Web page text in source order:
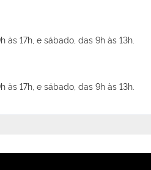
17h, e sábado, das 9h às 13h.
17h, e sábado, das 9h às 13h.